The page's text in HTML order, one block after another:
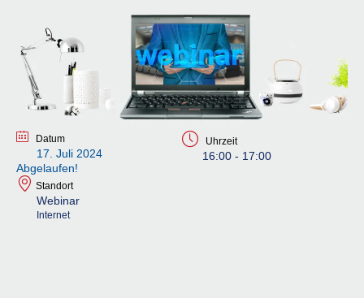
Datum
17. Juli 2024
Abgelaufen!
Uhrzeit
16:00 - 17:00
Standort
Webinar
Internet